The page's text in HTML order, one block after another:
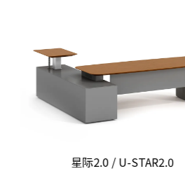
星际2.0 / U-STAR2.0